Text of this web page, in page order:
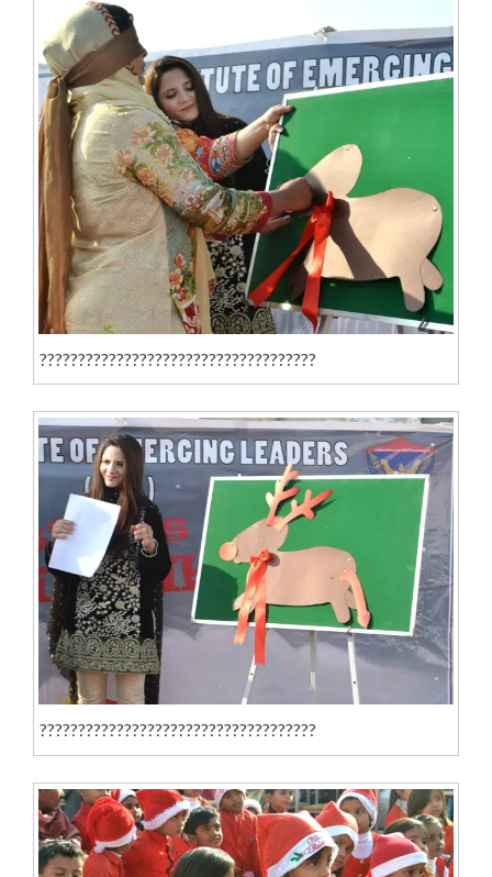
????????????????????????????????????
????????????????????????????????????